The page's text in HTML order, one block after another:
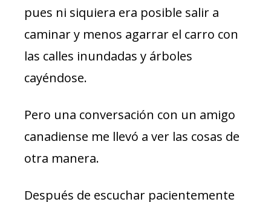
pues ni siquiera era posible salir a
caminar y menos agarrar el carro con
las calles inundadas y árboles
cayéndose.
Pero una conversación con un amigo
canadiense me llevó a ver las cosas de
otra manera.
Después de escuchar pacientemente